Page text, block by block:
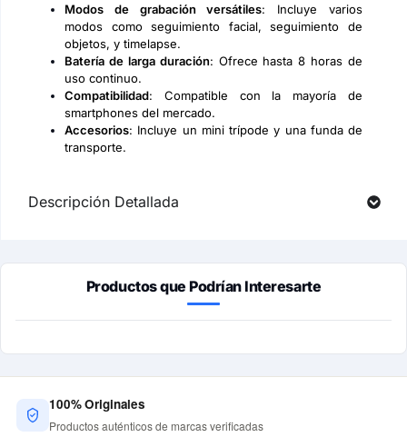
Modos de grabación versátiles: Incluye varios
modos como seguimiento facial, seguimiento de
objetos, y timelapse.
Batería de larga duración: Ofrece hasta 8 horas de
uso continuo.
Compatibilidad: Compatible con la mayoría de
smartphones del mercado.
Accesorios: Incluye un mini trípode y una funda de
transporte.
Descripción Detallada
Productos que Podrían Interesarte
100% Originales
Productos auténticos de marcas verificadas